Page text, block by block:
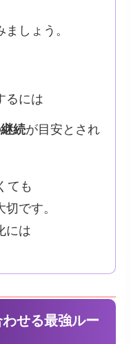
しょう。
るには
続が目安とされ
ても
です。
には
せる最強ルー